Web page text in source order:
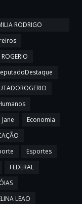
RODRIGO
Economia
Esportes
FEDERAL
LEAO